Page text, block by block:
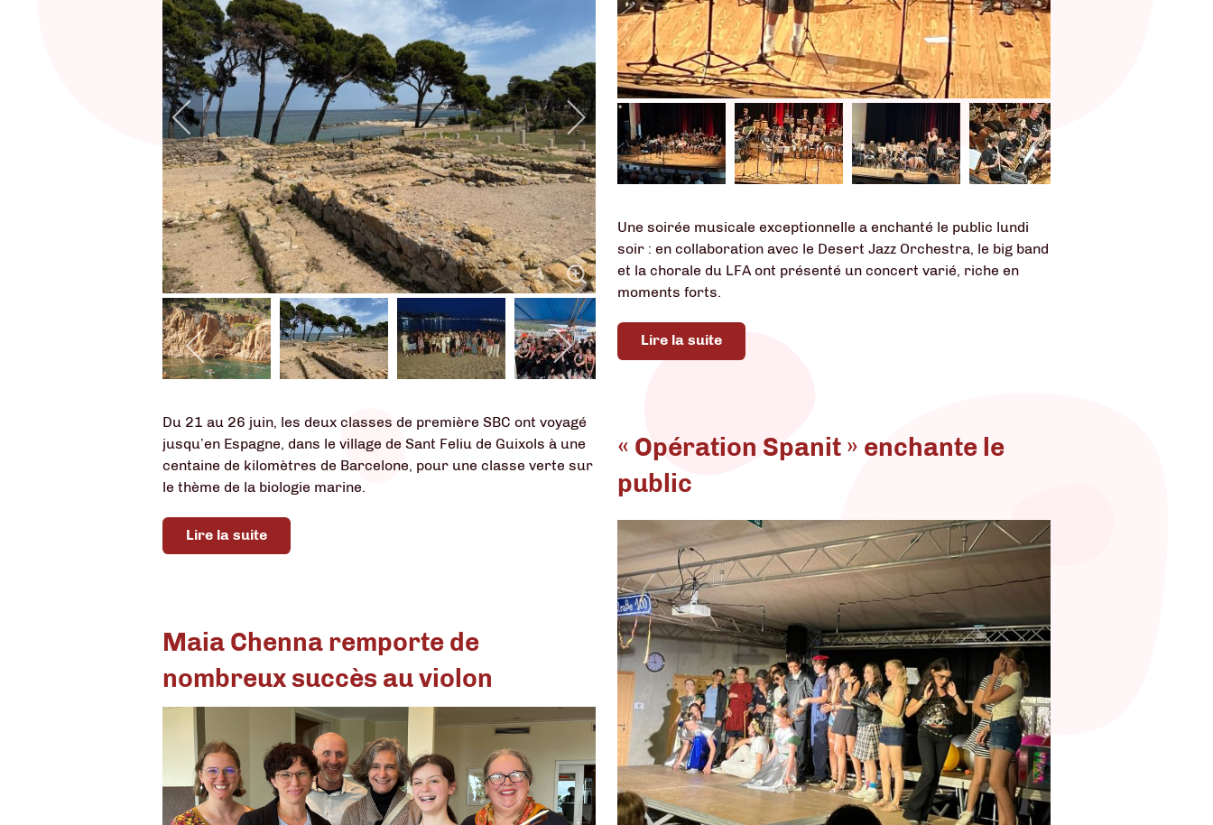
Du 21 au 26 juin, les deux classes de première SBC ont voyagé
jusqu’en Espagne, dans le village de Sant Feliu de Guixols à une
centaine de kilomètres de Barcelone, pour une classe verte sur
le thème de la biologie marine.
Lire la suite
Maia Chenna remporte de
nombreux succès au violon
Une soirée musicale exceptionnelle a enchanté le public lundi
soir : en collaboration avec le Desert Jazz Orchestra, le big band
et la chorale du LFA ont présenté un concert varié, riche en
moments forts.
Lire la suite
« Opération Spanit » enchante le
public